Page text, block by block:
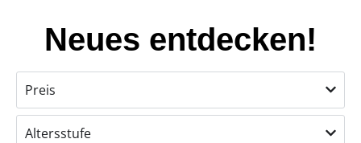
Neues entdecken!
Preis
Altersstufe